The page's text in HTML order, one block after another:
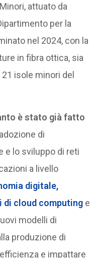
attuato da
per la
nel 2024, con la
in fibra ottica, sia
isole minori del
è stato già fatto
di
e lo sviluppo di reti
a livello
digitale,
di cloud computing e
modelli di
produzione di
e impattare